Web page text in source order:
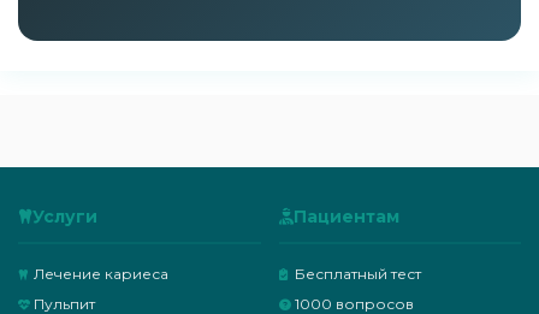
Услуги
Лечение кариеса
Пульпит
Пациентам
Бесплатный тест
1000 вопросов